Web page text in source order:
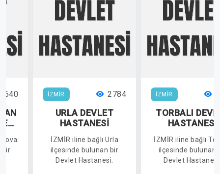
bir
İZMİR 2784
URLA DEVLET
HASTANESİ
İZMİR iline bağlı Urla
ilçesinde bulunan bir
Devlet Hastanesi.
İZMİR
TORBALI
HASTANESİ
İZMİR iline bağlı
ilçesinde bulunan
Devlet